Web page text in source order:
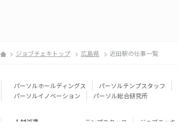
ジョブチェキトップ 広島県 近田駅の仕事一覧
パーソルホールディングス パーソルテンプスタッフ
パーソルイノベーション
パーソル総合研究所
人材派遣 テンプスタッフ ジョブチェキ